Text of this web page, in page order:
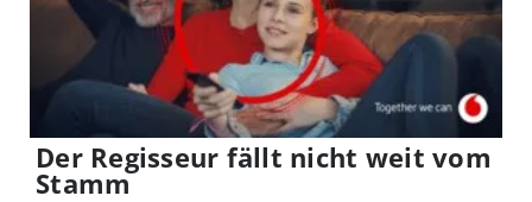
Der Regisseur fällt nicht weit vom
Stamm